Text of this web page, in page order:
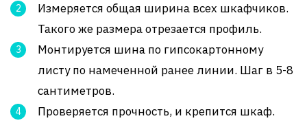
Измеряется общая ширина всех шкафчиков.
Такого же размера отрезается профиль.
Монтируется шина по гипсокартонному
листу по намеченной ранее линии. Шаг в 5-8
сантиметров.
Проверяется прочность, и крепится шкаф.